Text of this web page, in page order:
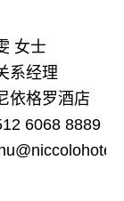
雯 女士
系经理
依格罗酒店
6068 8889